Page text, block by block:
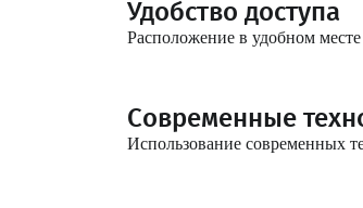
Удобство доступа
Расположение в удобном
Современные
Использование современных